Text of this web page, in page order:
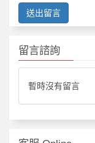
送出留言
留言諮詢
暫時沒有留言